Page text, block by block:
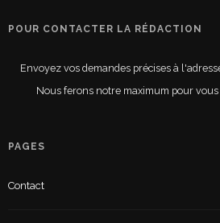
POUR CONTACTER LA RÉDACTION
Envoyez vos demandes précises à
Nous ferons notre maximum pour
PAGES
Contact